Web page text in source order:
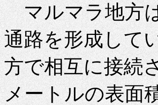
マルマラ地方
通路を形成して
方で相互に接続
メートルの表面